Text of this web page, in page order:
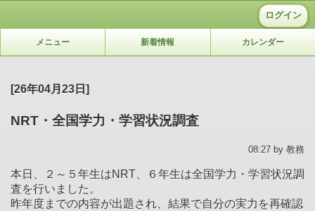
ログイン
メニュー 新着情報 カレンダー
[26年04月23日]
NRT・全国学力・学習状況調査
08:27 by 教務
本日、２～５年生はNRT、６年生は全国学力・学習状況調
査を行いました。
昨年度までの内容が出題され、結果で自分の実力を再確認